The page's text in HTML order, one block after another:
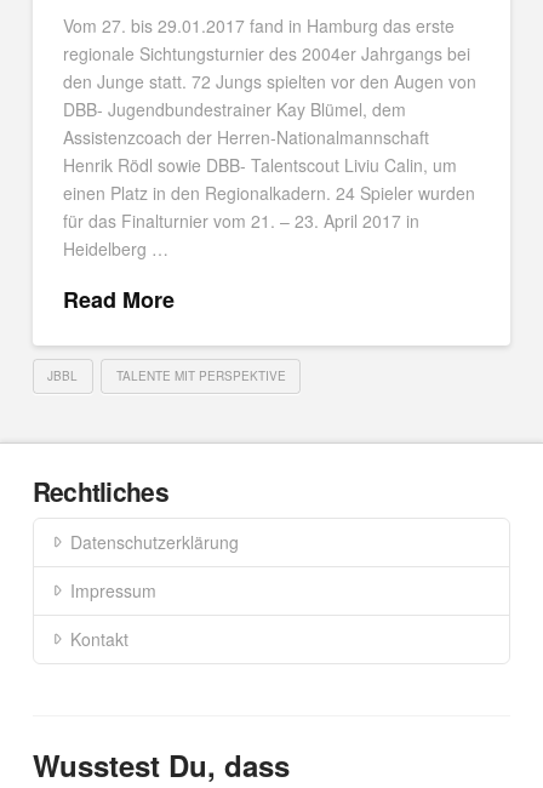
Vom 27. bis 29.01.2017 fand in Hamburg das erste
regionale Sichtungsturnier des 2004er Jahrgangs bei
den Junge statt. 72 Jungs spielten vor den Augen von
DBB- Jugendbundestrainer Kay Blümel, dem
Assistenzcoach der Herren-Nationalmannschaft
Henrik Rödl sowie DBB- Talentscout Liviu Calin, um
einen Platz in den Regionalkadern. 24 Spieler wurden
für das Finalturnier vom 21. – 23. April 2017 in
Heidelberg …
Read More
JBBL TALENTE MIT PERSPEKTIVE
Rechtliches
Datenschutzerklärung
Impressum
Kontakt
Wusstest Du, dass